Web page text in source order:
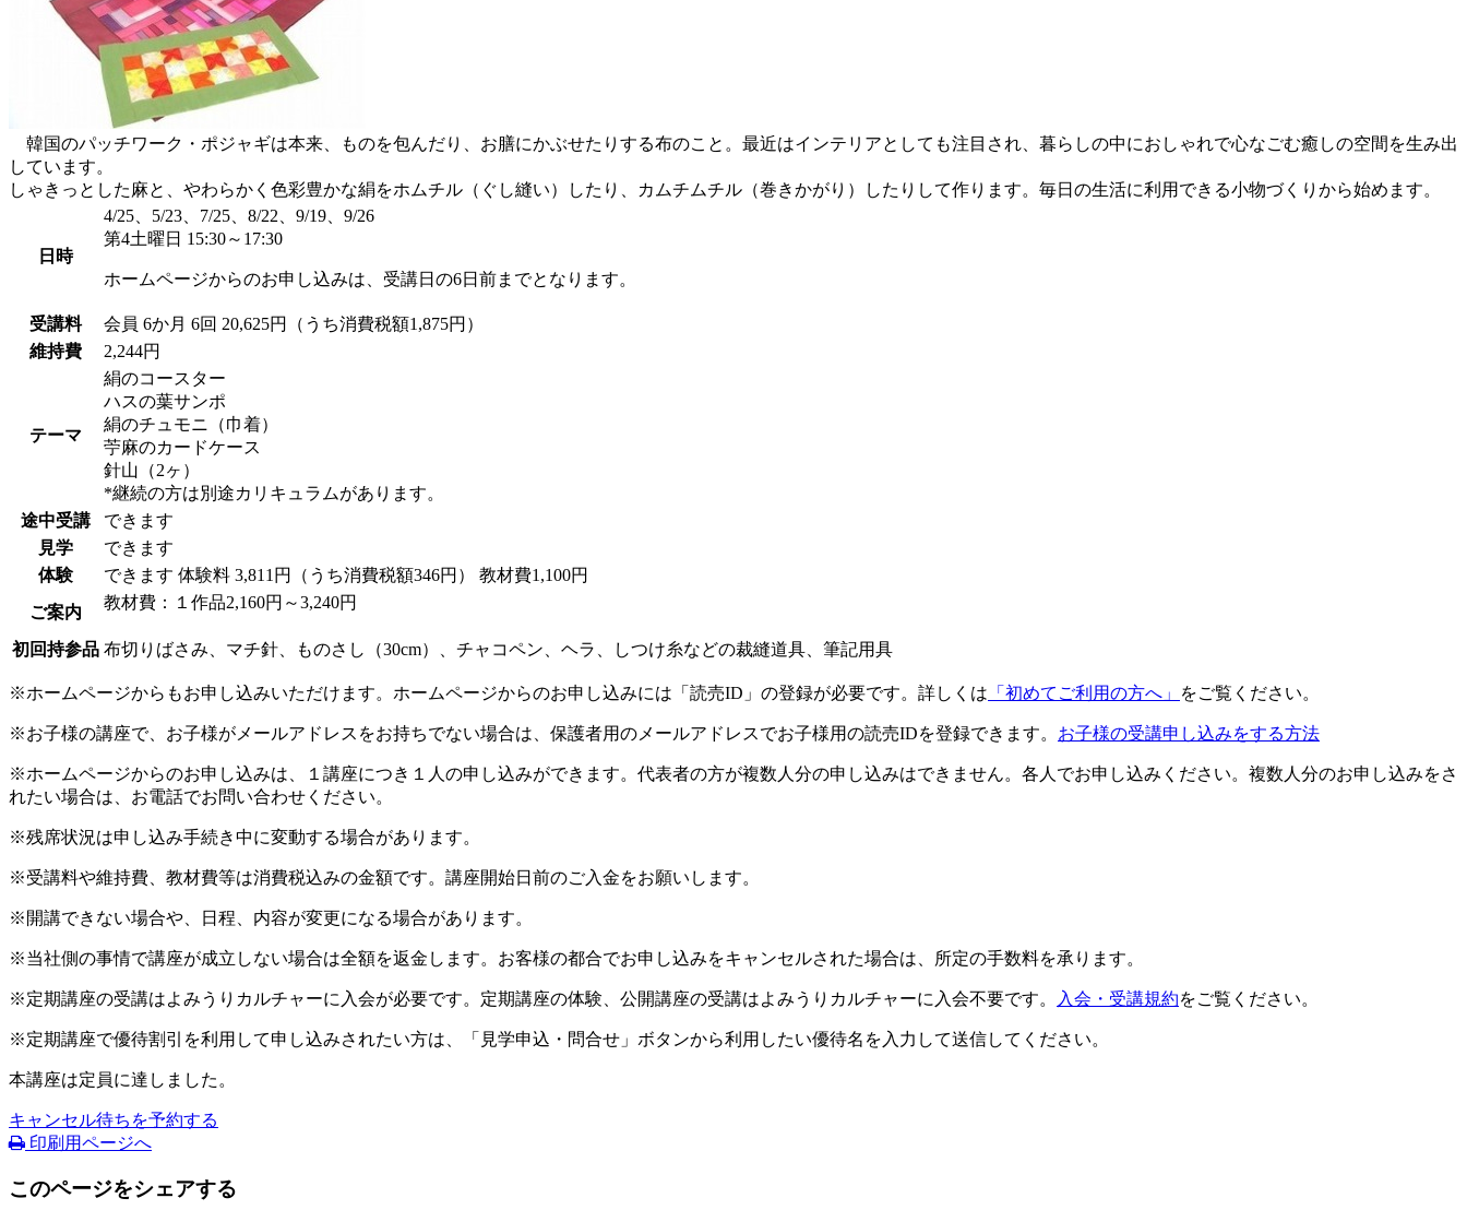
韓国のパッチワーク・ポジャギは本来、ものを包んだり、お膳にかぶせたりする布のこと。最近はインテリアとしても注目され、暮らしの中におしゃれで心なごむ癒しの空間を生み出
しています。
しゃきっとした麻と、やわらかく色彩豊かな絹をホムチル（ぐし縫い）したり、カムチムチル（巻きかがり）したりして作ります。毎日の生活に利用できる小物づくりから始めます。
日時
4/25、5/23、7/25、8/22、9/19、9/26
第4土曜日 15:30～17:30
ホームページからのお申し込みは、受講日の6日前までとなります。
受講料 会員 6か月 6回 20,625円（うち消費税額1,875円）
維持費
2,244円
テーマ
絹のコースター
ハスの葉サンポ
絹のチュモニ（巾着）
苧麻のカードケース
針山（2ヶ）
*継続の方は別途カリキュラムがあります。
途中受講
できます
見学
できます
体験
できます 体験料 3,811円（うち消費税額346円） 教材費1,100円
ご案内
教材費：１作品2,160円～3,240円
初回持参品 布切りばさみ、マチ針、ものさし（30cm）、チャコペン、ヘラ、しつけ糸などの裁縫道具、筆記用具
※ホームページからもお申し込みいただけます。ホームページからのお申し込みには「読売ID」の登録が必要です。詳しくは 「初めてご利用の方へ」 をご覧ください。
※お子様の講座で、お子様がメールアドレスをお持ちでない場合は、保護者用のメールアドレスでお子様用の読売IDを登録できます。 お子様の受講申し込みをする方法
※ホームページからのお申し込みは、１講座につき１人の申し込みができます。代表者の方が複数人分の申し込みはできません。各人でお申し込みください。複数人分のお申し込みをさ
れたい場合は、お電話でお問い合わせください。
※残席状況は申し込み手続き中に変動する場合があります。
※受講料や維持費、教材費等は消費税込みの金額です。講座開始日前のご入金をお願いします。
※開講できない場合や、日程、内容が変更になる場合があります。
※当社側の事情で講座が成立しない場合は全額を返金します。お客様の都合でお申し込みをキャンセルされた場合は、所定の手数料を承ります。
※定期講座の受講はよみうりカルチャーに入会が必要です。定期講座の体験、公開講座の受講はよみうりカルチャーに入会不要です。 入会・受講規約をご覧ください。
※定期講座で優待割引を利用して申し込みされたい方は、「見学申込・問合せ」ボタンから利用したい優待名を入力して送信してください。
本講座は定員に達しました。
キャンセル待ちを予約する
印刷用ページへ
このページをシェアする